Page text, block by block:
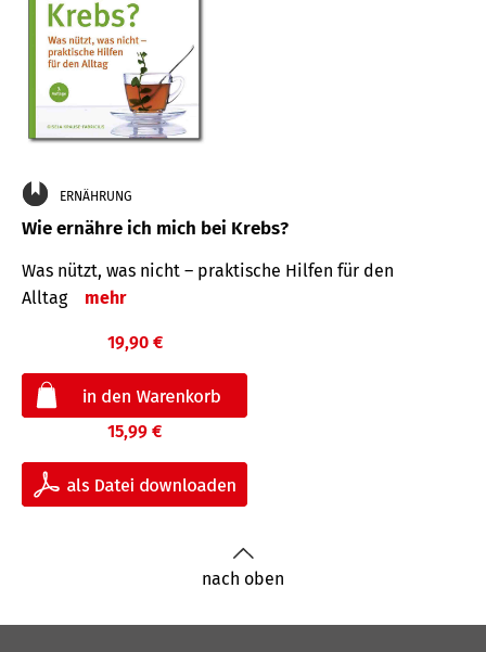
ERNÄHRUNG
Wie ernähre ich mich bei Krebs?
Was nützt, was nicht – praktische Hilfen für den
Alltag
mehr
19,90 €
15,99 €
nach oben